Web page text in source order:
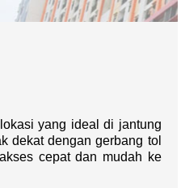
yang ideal di jantung
dekat dengan gerbang tol
cepat dan mudah ke